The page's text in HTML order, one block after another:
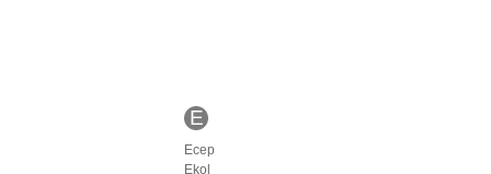
E
Ecep
Ekol